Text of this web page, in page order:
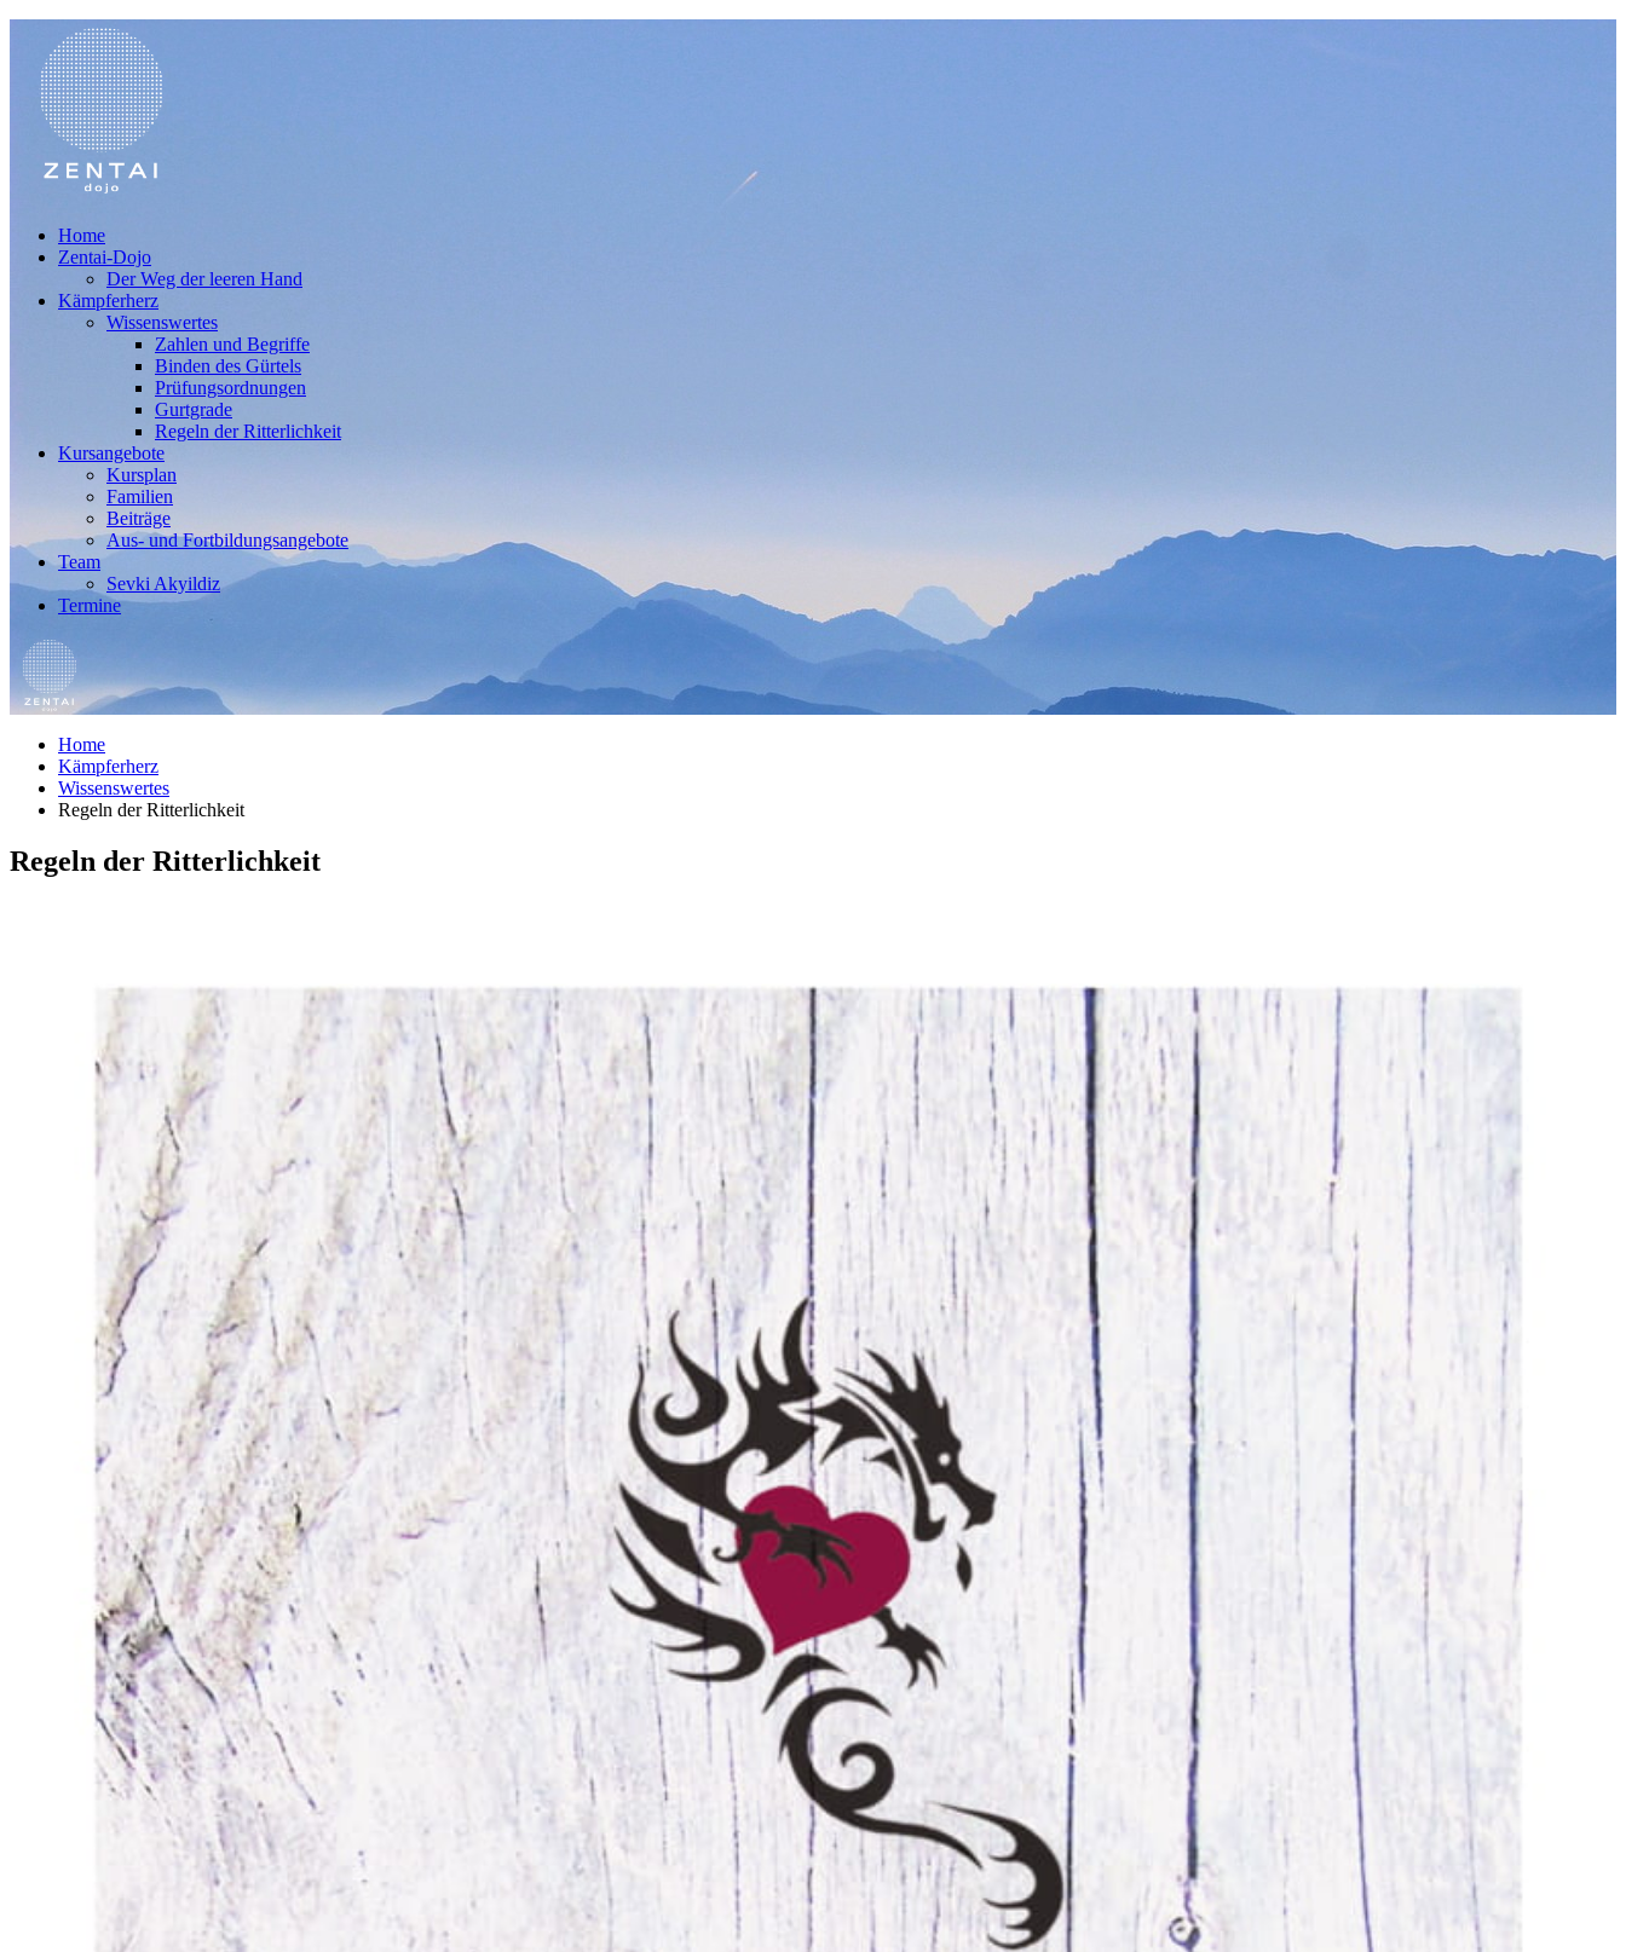
Home
Zentai-Dojo
Der Weg der leeren Hand
Kämpferherz
Wissenswertes
Zahlen und Begriffe
Binden des Gürtels
Prüfungsordnungen
Gurtgrade
Regeln der Ritterlichkeit
Kursangebote
Kursplan
Familien
Beiträge
Aus- und Fortbildungsangebote
Team
Sevki Akyildiz
Termine
Home
Kämpferherz
Wissenswertes
Regeln der Ritterlichkeit
Regeln der Ritterlichkeit